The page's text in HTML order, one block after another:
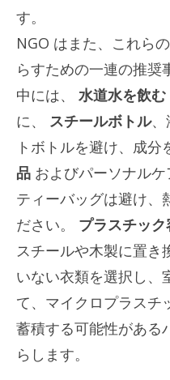
す。
NGO はまた、これら
らすための一連の推奨
中には、 水道水を飲む
に、 スチールボトル、
トボトルを避け、成分
品 およびパーソナル
ティーバッグは避け、
ださい。 プラスチック
スチールや木製に置き
いない衣類を選択し、
て、マイクロプラスチ
蓄積する可能性がある
らします。